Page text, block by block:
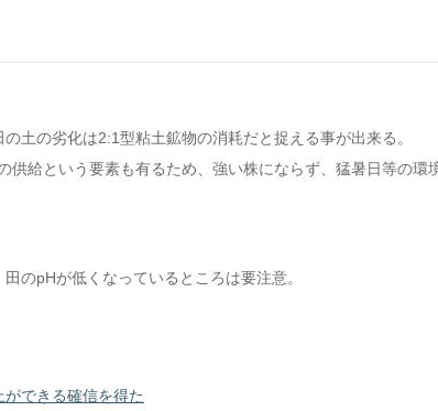
土の劣化は2:1型粘土鉱物の消耗だと捉える事が出来る。
供給という要素も有るため、強い株にならず、猛暑日等の環
のpHが低くなっているところは要注意。
できる確信を得た